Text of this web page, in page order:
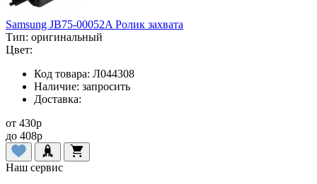
Samsung JB75-00052A Ролик захвата
Тип: оригинальный
Цвет:
Код товара: Л044308
Наличие: запросить
Доставка:
от 430p
до 408p
Наш сервис